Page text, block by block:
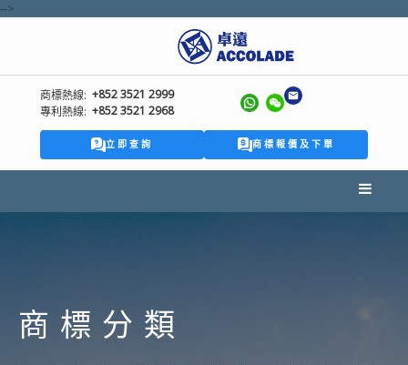
-->
商標熱線: +852 3521 2999
專利熱線: +852 3521 2968
立即查詢 商標報價及下單
商標分類